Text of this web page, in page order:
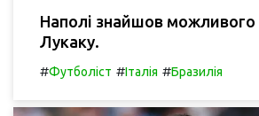
Наполі знайшов можливого
Лукаку.
#Футболіст #Італія #Бразилія